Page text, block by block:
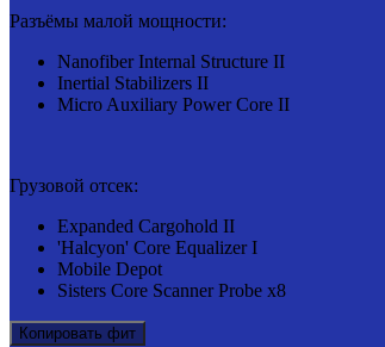
Разъёмы малой мощности:
Nanofiber Internal Structure II
Inertial Stabilizers II
Micro Auxiliary Power Core II
Грузовой отсек:
Expanded Cargohold II
'Halcyon' Core Equalizer I
Mobile Depot
Sisters Core Scanner Probe x8
Копировать фит